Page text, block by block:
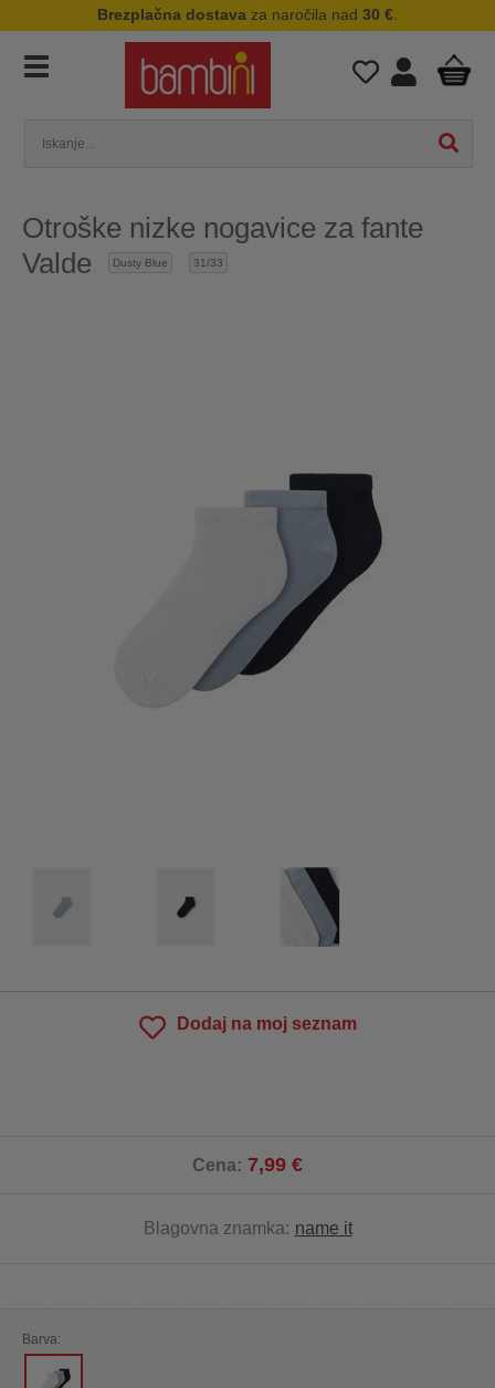
Brezplačna dostava za naročila nad 30 €
Otroške nizke nogavice za fante
Valde
Dusty Blue 31/33
Dodaj na moj seznam
Cena: 7,99 €
Blagovna znamka: name it
Barva: